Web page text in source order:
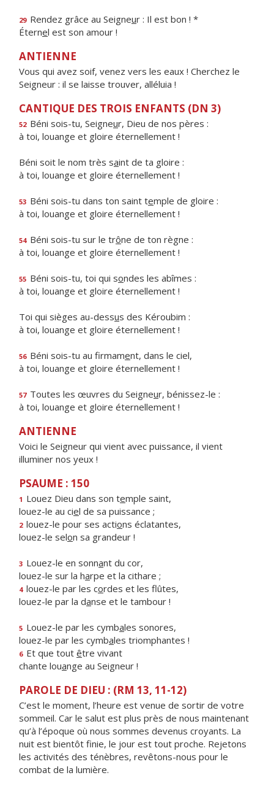
29 Rendez grâce au Seigneur : Il est bon ! *
Éternel est son amour !
ANTIENNE
Vous qui avez soif, venez vers les eaux ! Cherchez le
Seigneur : il se laisse trouver, alléluia !
CANTIQUE DES TROIS ENFANTS (DN 3)
52 Béni sois-tu, Seigneur, Dieu de nos pères :
à toi, louange et gloire éternellement !
Béni soit le nom très saint de ta gloire :
à toi, louange et gloire éternellement !
53 Béni sois-tu dans ton saint temple de gloire :
à toi, louange et gloire éternellement !
54 Béni sois-tu sur le trône de ton règne :
à toi, louange et gloire éternellement !
55 Béni sois-tu, toi qui sondes les abîmes :
à toi, louange et gloire éternellement !
Toi qui sièges au-dessus des Kéroubim :
à toi, louange et gloire éternellement !
56 Béni sois-tu au firmament, dans le ciel,
à toi, louange et gloire éternellement !
57 Toutes les œuvres du Seigneur, bénissez-le :
à toi, louange et gloire éternellement !
ANTIENNE
Voici le Seigneur qui vient avec puissance, il vient
illuminer nos yeux !
PSAUME : 150
1 Louez Dieu dans son temple saint,
louez-le au ciel de sa puissance ;
2 louez-le pour ses actions éclatantes,
louez-le selon sa grandeur !
3 Louez-le en sonnant du cor,
louez-le sur la harpe et la cithare ;
4 louez-le par les cordes et les flûtes,
louez-le par la danse et le tambour !
5 Louez-le par les cymbales sonores,
louez-le par les cymbales triomphantes !
6 Et que tout être vivant
chante louange au Seigneur !
PAROLE DE DIEU : (RM 13, 11-12)
C’est le moment, l’heure est venue de sortir de votre
sommeil. Car le salut est plus près de nous maintenant
qu’à l’époque où nous sommes devenus croyants. La
nuit est bientôt finie, le jour est tout proche. Rejetons
les activités des ténèbres, revêtons-nous pour le
combat de la lumière.